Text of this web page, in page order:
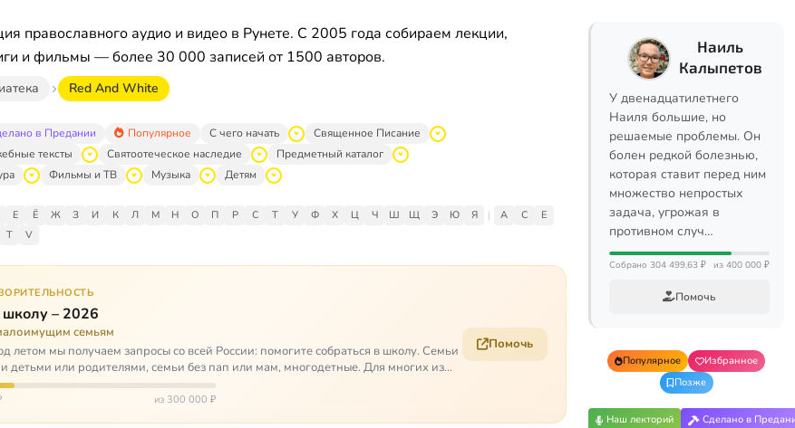
православного аудио и видео в Рунете. С 2005 года собираем лекции,
и фильмы — более 30 000 записей от 1500 авторов.
Red And White
в Предании Популярное С чего начать
Священное Писание
тексты
Святоотеческое наследие
Предметный каталог
Фильмы и ТВ Музыка Детям
Е Ё Ж З И К Л М Н О П Р С Т У Ф Х Ц Ч Ш Щ Э Ю Я | A C
E
T V
– 2026
семьям
летом мы получаем запросы со всей России: помогите собраться в школу. Семьи
детьми или родителями, семьи без пап или мам, многодетные. Для многих из
из 300 000 ₽
Помочь
Наиль
Калыпетов
У двенадцатилетнего
Наиля большие, но
решаемые проблемы. Он
болен редкой болезнью,
которая ставит перед ним
множество непростых
задача, угрожая в
противном случ…
Собрано 304 499,63 ₽ из 400 000 ₽
Помочь
Популярное
Избранное
Позже
Наш лекторий Сделано в